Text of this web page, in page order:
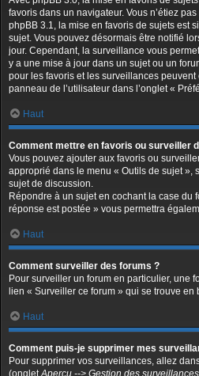
favoris dans un navigateur. Vous n’étiez
phpBB 3.1, la mise en favoris de sujets est
sujet. Vous pouvez désormais être notifié
jour. Cependant, la surveillance vous
y a une mise à jour dans un sujet ou un
pour les favoris et les surveillances
panneau de l’utilisateur dans l’onglet «
Haut
Comment mettre en favoris ou surveiller
Vous pouvez ajouter aux favoris ou
approprié dans le menu « Outils de sujet »,
sujet de discussion.
Répondre à un sujet en cochant la case du
réponse est postée » vous permettra
Haut
Comment surveiller des forums ?
Pour surveiller un forum en particulier, une
lien « Surveiller ce forum » qui se trouve en
Haut
Comment puis-je supprimer mes
Pour supprimer vos surveillances, allez
(ongletAperçu --> Gestion des surveillances